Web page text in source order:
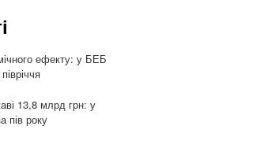
ефекту: у БЕБ
13,8 млрд грн: у
пів року